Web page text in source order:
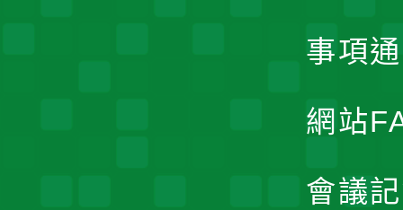
事項
網站
會議